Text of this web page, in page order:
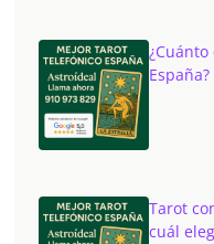
Tarot
cuál